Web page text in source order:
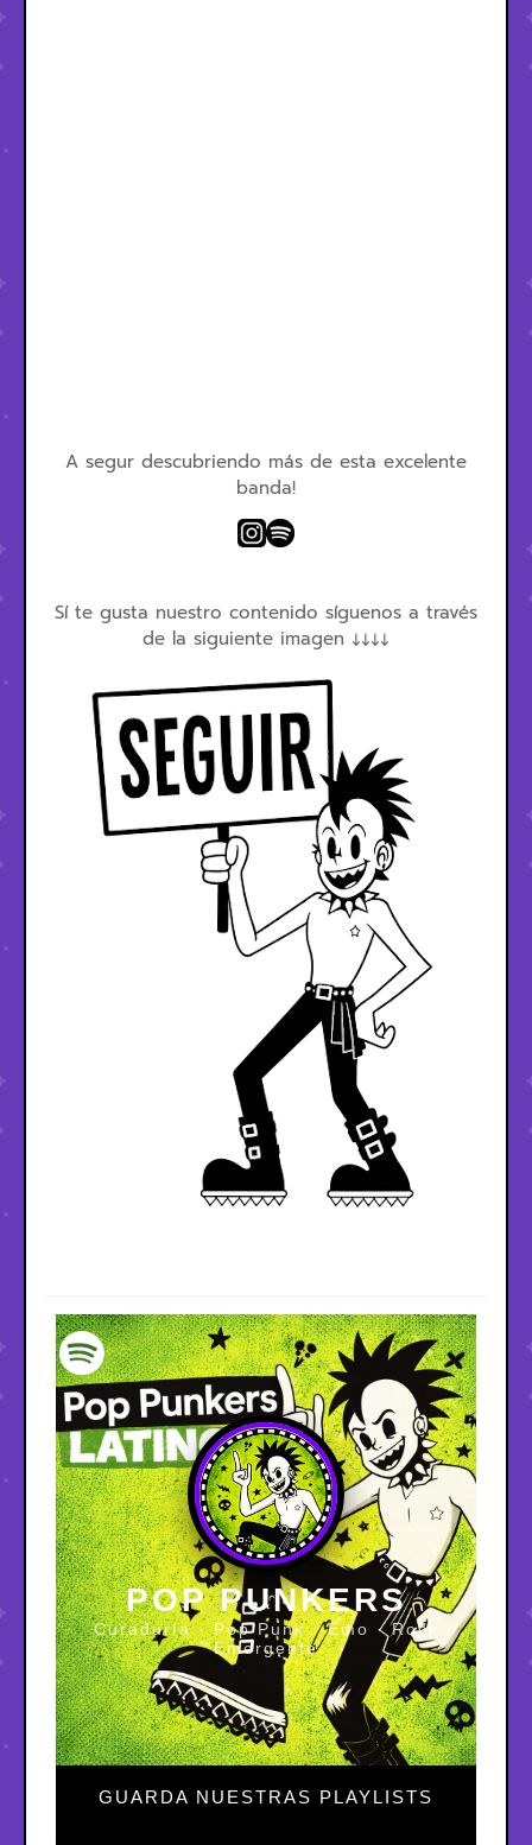
A segur descubriendo más de esta excelente
banda!
Sí te gusta nuestro contenido síguenos a través
de la siguiente imagen ↓↓↓↓
POP PUNKERS
Curaduría · Pop Punk · Emo · Rock
Emergente
GUARDA NUESTRAS PLAYLISTS